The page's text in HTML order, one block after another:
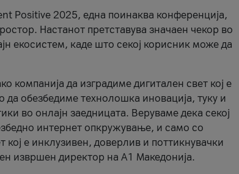
Positive 2025, една поинаква конференција,
Настанот претставува значаен чекор во
екосистем, каде што секој корисник може да
компанија да изградиме дигитален свет кој е
обезбедиме технолошка иновација, туку и
во онлајн заедницата. Веруваме дека секој
интернет опкружување, и само со
е инклузивен, доверлив и поттикнувачки
извршен директор на А1 Македонија.